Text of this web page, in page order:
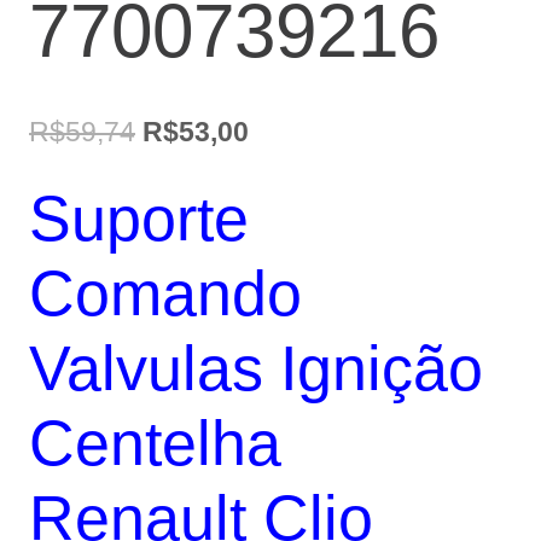
7700739216
R$59,74 O
original
R$59,74.
R$53,00
R$53,00.
Suporte
Comando
Valvulas Ignição
Centelha
Renault Clio